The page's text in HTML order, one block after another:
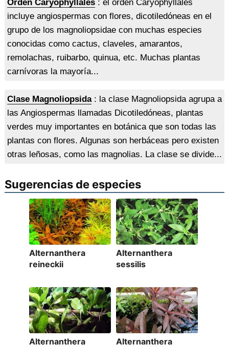
Orden Caryophyllales: el orden Caryophyllales
incluye angiospermas con flores, dicotiledóneas en el
grupo de los magnoliopsidae con muchas especies
conocidas como cactus, claveles, amarantos,
remolachas, ruibarbo, quinua, etc. Muchas plantas
carnívoras la mayoría...
Clase Magnoliopsida: la clase Magnoliopsida agrupa a
las Angiospermas llamadas Dicotiledóneas, plantas
verdes muy importantes en botánica que son todas las
plantas con flores. Algunas son herbáceas pero existen
otras leñosas, como las magnolias. La clase se divide...
Sugerencias de especies
Alternanthera
reineckii
Alternanthera
sessilis
Alternanthera
Alternanthera